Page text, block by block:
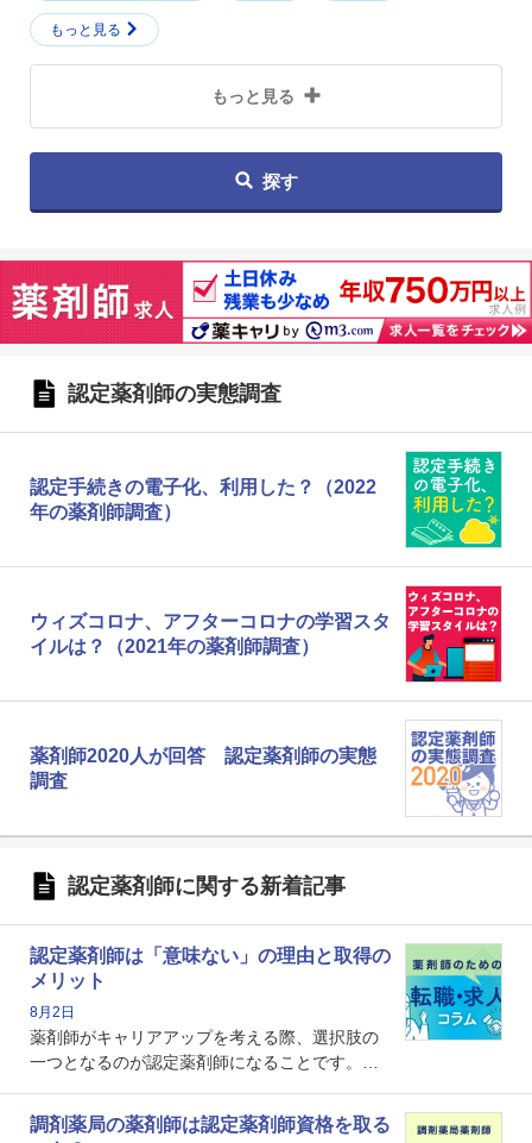
もっと見る
もっと見る
探す
認定薬剤師の実態調査
認定手続きの電子化、利用した？（2022
年の薬剤師調査）
ウィズコロナ、アフターコロナの学習スタ
イルは？（2021年の薬剤師調査）
薬剤師2020人が回答 認定薬剤師の実態
調査
認定薬剤師に関する新着記事
認定薬剤師は「意味ない」の理由と取得の
メリット
8月2日
薬剤師がキャリアアップを考える際、選択肢の
一つとなるのが認定薬剤師になることです。し
という声を聞いたことがあるかもしれません。
本記事では、認定薬剤師が「意味ない」といわ
調剤薬局の薬剤師は認定薬剤師資格を取る